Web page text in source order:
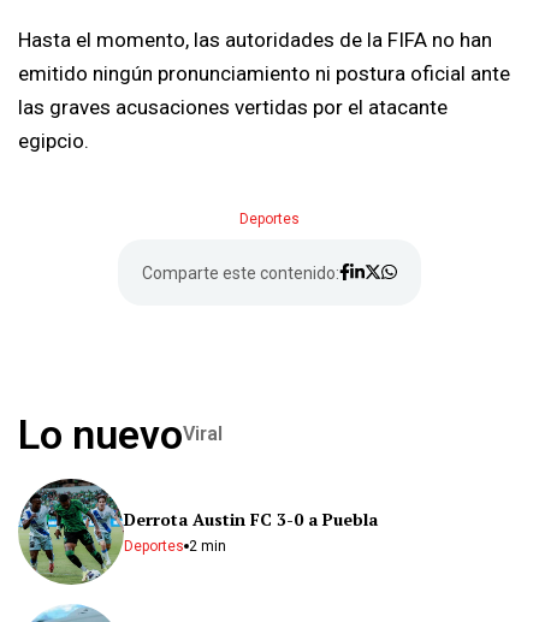
Hasta el momento, las autoridades de la FIFA no han
emitido ningún pronunciamiento ni postura oficial ante
las graves acusaciones vertidas por el atacante
egipcio.
Comparte este contenido:
Deportes
Lo nuevoViral
Derrota Austin FC 3-0 a Puebla
Deportes 2 min